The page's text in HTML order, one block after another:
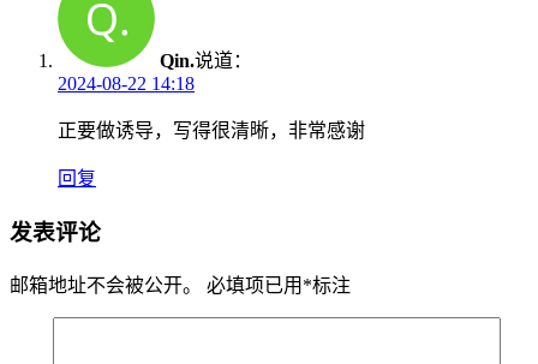
Qin.说道：
2024-08-22 14:18
正要做诱导，写得很清晰，非常感谢
回复
发表评论
邮箱地址不会被公开。 必填项已用 *标注